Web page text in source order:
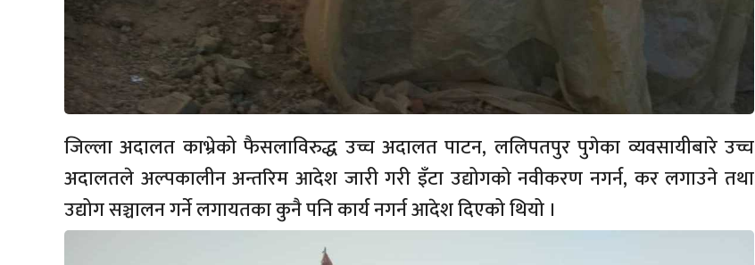
जिल्ला अदालत काभ्रेको फैसलाविरुद्ध उच्च अदालत पाटन, ललिपतपुर पुगेका व्यवसायीबारे उच्च
अदालतले अल्पकालीन अन्तरिम आदेश जारी गरी इँटा उद्योगको नवीकरण नगर्न, कर लगाउने तथा
उद्योग सञ्चालन गर्ने लगायतका कुनै पनि कार्य नगर्न आदेश दिएको थियो ।